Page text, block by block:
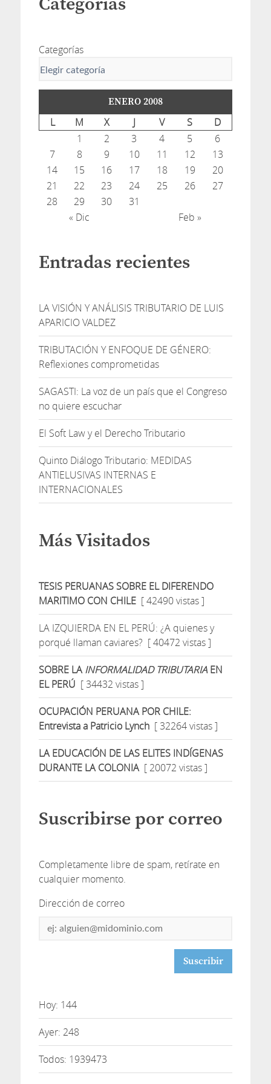
Categorías
ENERO 2008
L M X J V S D
« Dic Feb »
1 2 3 4 5
6
7
8 9 10 11 12
13
14
15 16 17 18 19
20
21
22 23 24 25 26
27
28
29 30 31
Entradas recientes
LA VISIÓN Y ANÁLISIS TRIBUTARIO DE LUIS
APARICIO VALDEZ
TRIBUTACIÓN Y ENFOQUE DE GÉNERO:
Reflexiones comprometidas
SAGASTI: La voz de un país que el Congreso
no quiere escuchar
El Soft Law y el Derecho Tributario
Quinto Diálogo Tributario: MEDIDAS
ANTIELUSIVAS INTERNAS E
INTERNACIONALES
Más Visitados
TESIS PERUANAS SOBRE EL DIFERENDO
MARITIMO CON CHILE[ 42490 vistas ]
LA IZQUIERDA EN EL PERÚ: ¿A quienes y
porqué llaman caviares? [ 40472 vistas ]
SOBRE LAINFORMALIDAD TRIBUTARIAEN
EL PERÚ [ 34432 vistas ]
OCUPACIÓN PERUANA POR CHILE:
Entrevista a Patricio Lynch[ 32264 vistas ]
LA EDUCACIÓN DE LAS ELITES INDÍGENAS
DURANTE LA COLONIA[ 20072 vistas ]
Suscribirse por correo
Completamente libre de spam, retírate en
cualquier momento.
Dirección de correo
Dirección
Hoy: 144
Ayer: 248
Todos: 1939473